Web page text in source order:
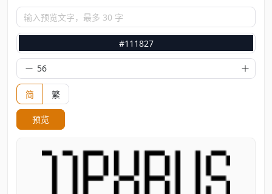
输入预览文字，最多 30 字
#111827
简 繁
预览